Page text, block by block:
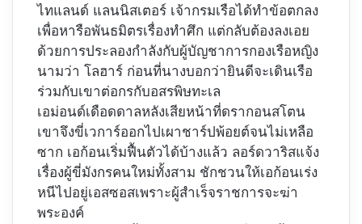
ไทแลนด์ แลนนิสเตอร์ เจ้ากรมเรือได้ทำข้อตกลง
เพื่อหารือพันธมิตรเรื่องทำศึก แต่กลับต้องลงเอย
ด้วยการประลองกำลังกับผู้บัญชาการกองเรือหญิง
นามว่า โลฮาร์ ก่อนที่นางบอกว่ายินดีจะเดินเรือ
ร่วมกับเขาต่อกรกับอสรพิษทะเล
เอม่อนด์เดือดดาลหลังเสียหน้าที่ดรากอนสโตน
เขาจึงขี่เวการ์ออกไปเผาชาร์ปพ้อยต์จนไม่เหลือ
ซาก เอก้อนเริ่มฟื้นตัวได้บ้างแล้ว ลอร์ดวาริสแจ้ง
เรื่องผู้ขี่มังกรคนใหม่ทั้งสาม ชักชวนให้เอก้อนเร่ง
หนีไปอยู่เอสซอสเพราะผู้สำเร็จราชการจะฆ่า
พระองค์